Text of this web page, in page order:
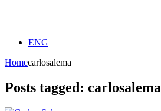
ENG
Homecarlosalema
Posts tagged: carlosalema